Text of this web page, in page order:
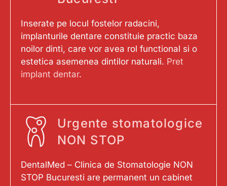
Inserate pe locul fostelor radacini,
implanturile dentare constituie practic baza
noilor dinti, care vor avea rol functional si o
estetica asemenea dintilor naturali. Pret
implant dentar.
Urgente stomatologice
NON STOP
DentalMed – Clinica de Stomatologie NON
STOP Bucuresti are permanent un cabinet